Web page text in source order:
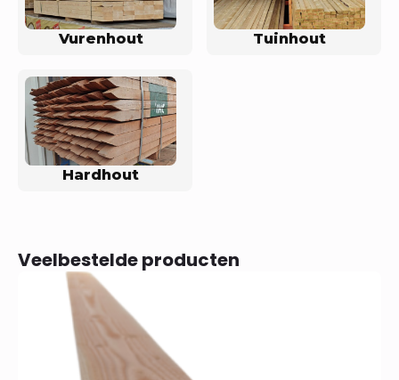
Vurenhout Tuinhout
Hardhout
Veelbestelde producten